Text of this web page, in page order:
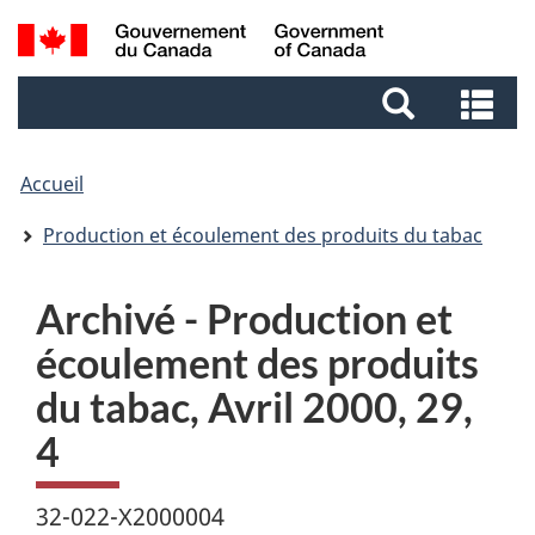
Aller
au
Aller
au
Passer
à
Recherche
et
et
Accueil
Production et écoulement des produits du tabac
Archivé - Production et
écoulement des produits
du tabac, Avril 2000, 29,
4
32-022-X2000004